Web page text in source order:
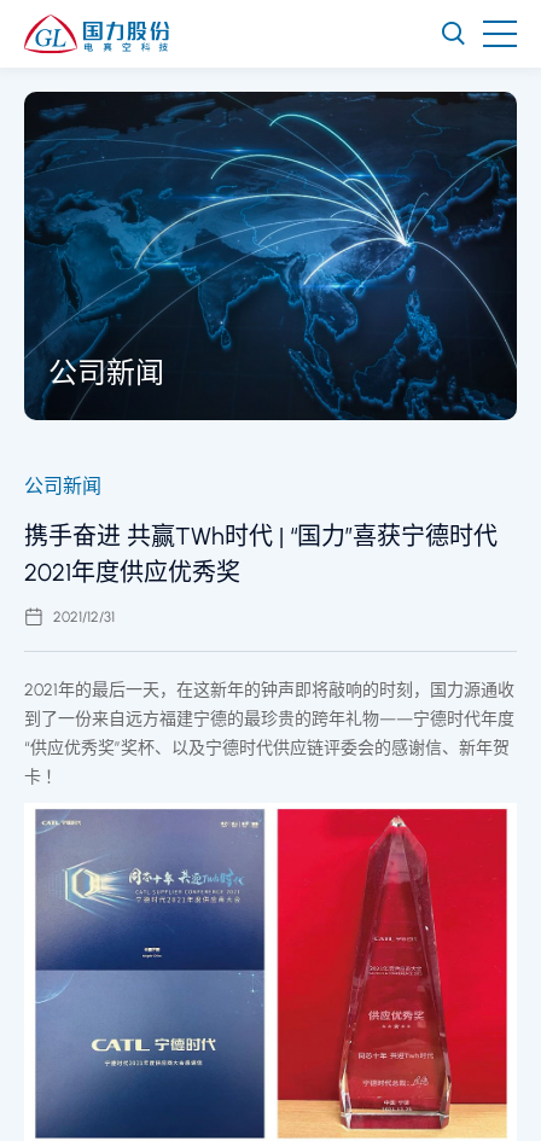
公司新闻
公司新闻
携手奋进 共赢TWh时代 | “国力”喜获宁德时代
2021年度供应优秀奖
2021/12/31
2021年的最后一天，在这新年的钟声即将敲响的时刻，国力源通收
到了一份来自远方福建宁德的最珍贵的跨年礼物——宁德时代年度
“供应优秀奖”奖杯、以及宁德时代供应链评委会的感谢信、新年贺
卡 ！